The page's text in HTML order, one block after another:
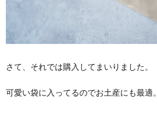
さて、それでは購入してまいりました。
可愛い袋に入ってるのでお土産にも最適。